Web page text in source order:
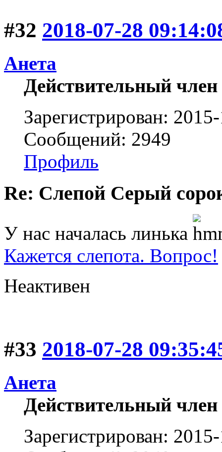
#32 2018-07-28
Анета
Действительный член
Зарегистрирован:
Сообщений: 2949
Профиль
Re: Слепой Серый
У нас началась линька
Кажется слепота. Вопрос!
Неактивен
#33 2018-07-28
Анета
Действительный член
Зарегистрирован: